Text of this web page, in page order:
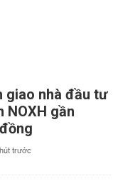
giao nhà đầu tư
NOXH gần
trước